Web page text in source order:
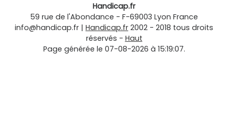
Handicap.fr
59 rue de l'Abondance - F-69003 Lyon France
info@handicap.fr | Handicap.fr 2002 - 2018 tous droits
réservés - Haut
Page générée le 07-08-2026 à 15:19:07.